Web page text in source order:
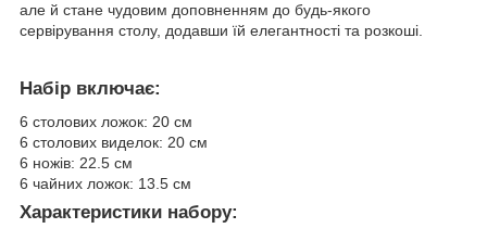
але й стане чудовим доповненням до будь-якого
сервірування столу, додавши їй елегантності та розкоші.
Набір включає:
6 столових ложок: 20 см
6 столових виделок: 20 см
6 ножів: 22.5 см
6 чайних ложок: 13.5 см
Характеристики набору: